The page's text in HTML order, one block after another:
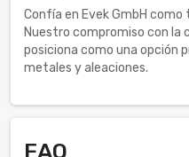
Confía en Evek GmbH
Nuestro compromiso con la
posiciona como una opción
metales y aleaciones.
FAQ